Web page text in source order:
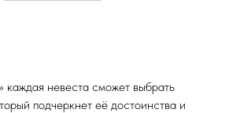
каждая невеста сможет выбрать
подчеркнет её достоинства и